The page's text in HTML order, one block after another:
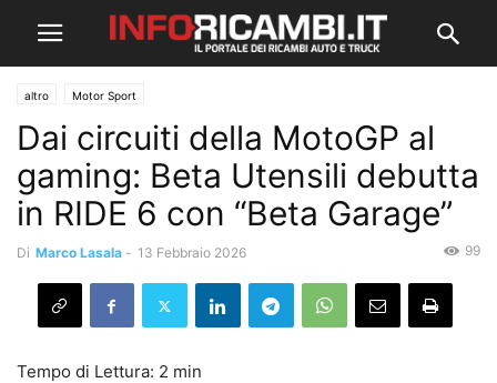
altro Motor Sport
Dai circuiti della MotoGP al
gaming: Beta Utensili debutta
in RIDE 6 con “Beta Garage”
Di Marco Lasala - 13 Febbraio 2026 99